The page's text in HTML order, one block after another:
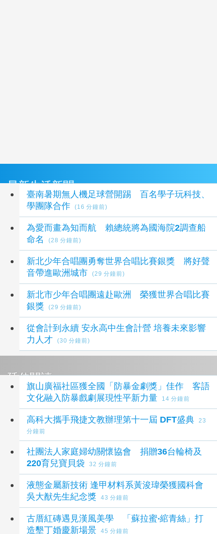
最新生活新聞
臺南暑期無人機足球營開踢 百名學子玩科技、
學團隊合作
(16 分鐘前)
為愛而畫為知而航 賴總統將為國海院2調查船
命名
(28 分鐘前)
新北少年合唱團勇奪世界合唱比賽銀獎 將好聲
音帶進歐洲城市
(29 分鐘前)
新北市少年合唱團遠赴歐洲 榮獲世界合唱比賽
銀獎
(29 分鐘前)
從會計到永續 安永高中生會計營 培養未來影響
力人才
(30 分鐘前)
延伸閱讀
旗山廣福社區獲全國「防暴金劇獎」佳作 客語
文化融入防暴戲劇展現性平新力量
14 分鐘前
高科大攜手飛捷文教辦理第十一屆 DFT盛典
23
分鐘前
社團法人家庭婦幼關懷協會 捐贈36台輪椅及
220育兒寶貝袋
32 分鐘前
液態金屬新技術 逢甲材料系黃浚瑋榮獲國科會
吳大猷先生紀念獎
43 分鐘前
古厝紅磚遇見漢風美學 「蘇拉蜜‧綰青絲」打
造墾丁婚慶新場景
45 分鐘前